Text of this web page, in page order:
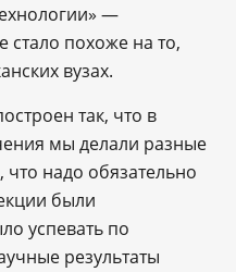
―
похоже на то,
вузах.
так, что в
мы делали разные
надо обязательно
были
успевать по
результаты